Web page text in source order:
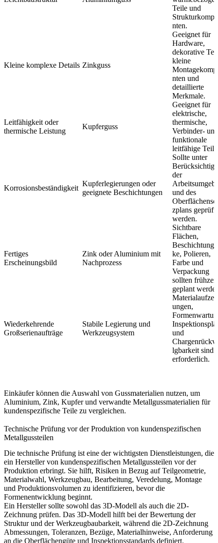
Teile und
nten.
Kleine komplexe Details Zinkguss
Geeignet für
Hardware,
dekorative
kleine
nten und
detaillierte
Merkmale.
Leitfähigkeit oder
thermische Leistung
Kupferguss
Geeignet für
elektrische,
thermische,
Verbinder- und
funktionale
leitfähige
Korrosionsbeständigkeit
Kupferlegierungen oder
geeignete Beschichtungen
Sollte unter
der
und des
zplans geprüft
werden.
Fertiges
Erscheinungsbild
Zink oder Aluminium mit
Nachprozess
Sichtbare
Flächen,
ke, Polieren,
Farbe und
Verpackung
sollten
geplant
Wiederkehrende
Großserienaufträge
Stabile Legierung und
Werkzeugsystem
ungen,
und
lgbarkeit sind
erforderlich.
Einkäufer können die Auswahl von Gussmaterialien nutzen, um
Aluminium, Zink, Kupfer und verwandte Metallgussmaterialien für
kundenspezifische Teile zu vergleichen.
Technische Prüfung vor der Produktion von kundenspezifischen
Metallgussteilen
Die technische Prüfung ist eine der wichtigsten Dienstleistungen, die
ein Hersteller von kundenspezifischen Metallgussteilen vor der
Produktion erbringt. Sie hilft, Risiken in Bezug auf Teilgeometrie,
Materialwahl, Werkzeugbau, Bearbeitung, Veredelung, Montage
und Produktionsvolumen zu identifizieren, bevor die
Formenentwicklung beginnt.
Ein Hersteller sollte sowohl das 3D-Modell als auch die 2D-
Zeichnung prüfen. Das 3D-Modell hilft bei der Bewertung der
Struktur und der Werkzeugbaubarkeit, während die 2D-Zeichnung
Abmessungen, Toleranzen, Bezüge, Materialhinweise, Anforderung
an die Oberflächengüte und Inspektionsstandards definiert.